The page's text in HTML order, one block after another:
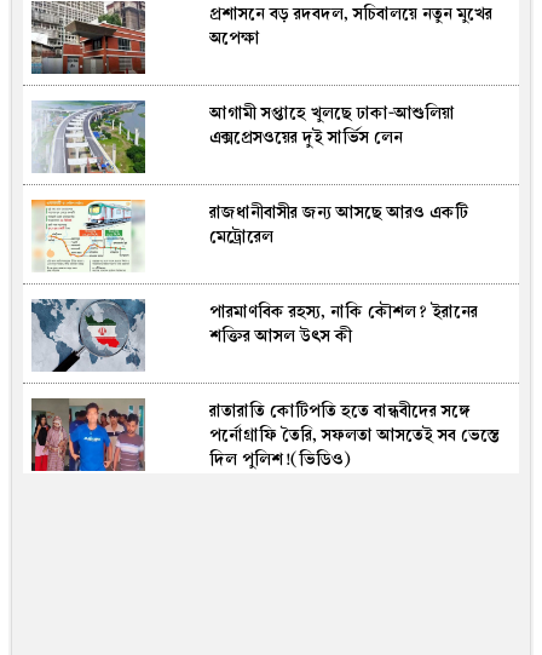
শিল্পীর ওপর হামলা নিয়ে ইথুন বাবুর ক্ষোভ:
“স্টেজে সহিংসতা মানে জাতির লজ্জা”
মোটরসাইকেল-ট্রাকের মুখোমুখি সংঘর্ষে নিহত
২, আহত ১
নারী এশিয়া কাপের সূচি চূড়ান্ত, একই গ্রুপে
ভারত-পাকিস্তান
এক্সিমের পর সোশ্যাল ইসলামী বুঝে পেল
সম্মিলিত ইসলামী ব্যাংক
প্রধানমন্ত্রীকে চিঠি লিখে স্বপ্নপূরণ অনুশ্রীর
প্রশাসনে বড় রদবদল, সচিবালয়ে নতুন মুখের
অপেক্ষা
আগামী সপ্তাহে খুলছে ঢাকা-আশুলিয়া
এক্সপ্রেসওয়ের দুই সার্ভিস লেন
রাজধানীবাসীর জন্য আসছে আরও একটি
মেট্রোরেল
পারমাণবিক রহস্য, নাকি কৌশল? ইরানের
শক্তির আসল উৎস কী
রাতারাতি কোটিপতি হতে বান্ধবীদের সঙ্গে
পর্নোগ্রাফি তৈরি, সফলতা আসতেই সব ভেস্তে
দিল পুলিশ!(ভিডিও)